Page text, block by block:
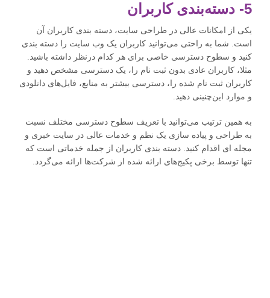
5- دسته‌بندی کاربران
یکی از امکانات عالی در طراحی سایت، دسته بندی کاربران آن
است. شما به راحتی می‌توانید کاربران یک وب سایت را دسته بندی
کنید و سطوح دسترسی خاصی برای هر کدام درنظر داشته باشید.
مثلا، کاربران عادی بدون ثبت نام را، یک دسترسی مشخص دهید و
کاربران ثبت نام شده را، دسترسی بیشتر به منابع، فایل‌های دانلودی
و موارد این‌چنینی دهید.
به همین ترتیب می‌توانید با تعریف سطوح دسترسی مختلف نسبت
به طراحی و پیاده سازی یک نظم و خدمات عالی در سایت خبری و
مجله ای اقدام کنید. دسته بندی کاربران از جمله خدماتی است که
تنها توسط برخی پکیج‌های ارائه شده از شرکت‌ها ارائه می‌گردد.